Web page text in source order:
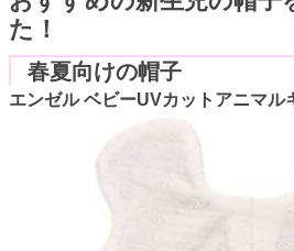
た！
春夏向けの帽子
エンゼル ベビーUVカットアニマル